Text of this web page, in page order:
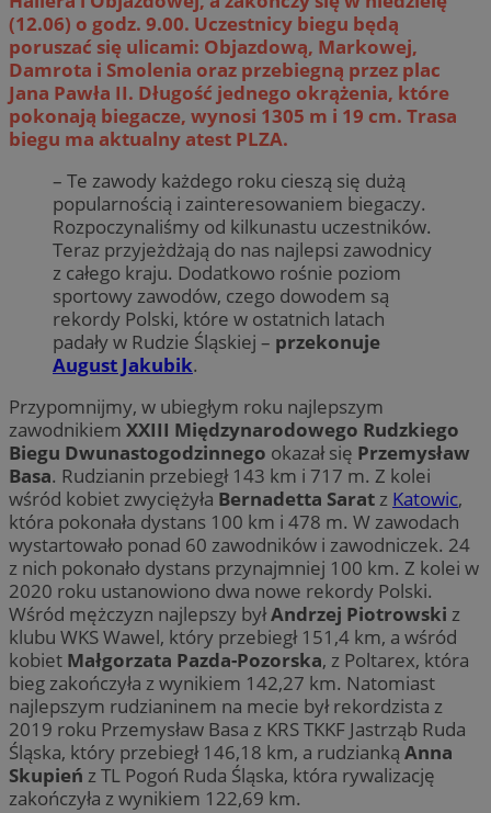
(12.06) o godz. 9.00. Uczestnicy biegu będą
poruszać się ulicami: Objazdową, Markowej,
Damrota i Smolenia oraz przebiegną przez plac
Jana Pawła II. Długość jednego okrążenia, które
pokonają biegacze, wynosi 1305 m i 19 cm. Trasa
biegu ma aktualny atest PLZA.
– Te zawody każdego roku cieszą się dużą
popularnością i zainteresowaniem biegaczy.
Rozpoczynaliśmy od kilkunastu uczestników.
Teraz przyjeżdżają do nas najlepsi zawodnicy
z całego kraju. Dodatkowo rośnie poziom
sportowy zawodów, czego dowodem są
rekordy Polski, które w ostatnich latach
padały w Rudzie Śląskiej – przekonuje
August Jakubik.
Przypomnijmy, w ubiegłym roku najlepszym
zawodnikiem XXIII Międzynarodowego Rudzkiego
Biegu Dwunastogodzinnego okazał się Przemysław
Basa. Rudzianin przebiegł 143 km i 717 m. Z kolei
wśród kobiet zwyciężyła Bernadetta Saratz Katowic,
która pokonała dystans 100 km i 478 m. W zawodach
wystartowało ponad 60 zawodników i zawodniczek. 24
z nich pokonało dystans przynajmniej 100 km. Z kolei w
2020 roku ustanowiono dwa nowe rekordy Polski.
Wśród mężczyzn najlepszy byłAndrzej Piotrowski z
klubu WKS Wawel, który przebiegł 151,4 km, a wśród
kobiet Małgorzata Pazda-Pozorska, z Poltarex, która
bieg zakończyła z wynikiem 142,27 km. Natomiast
najlepszym rudzianinem na mecie był rekordzista z
2019 roku Przemysław Basa z KRS TKKF Jastrząb Ruda
Śląska, który przebiegł 146,18 km, a rudzianką Anna
Skupień z TL Pogoń Ruda Śląska, która rywalizację
zakończyła z wynikiem 122,69 km.